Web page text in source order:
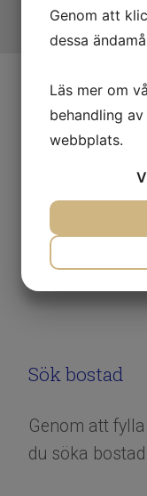
Sök bostad
Genom att
du söka
Genom att
dessa
Läs mer om
behandling
webbplats.